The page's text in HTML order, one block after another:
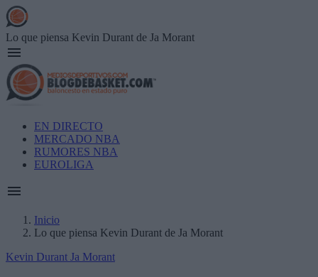
Skip
to
main
content
Lo que piensa Kevin Durant de Ja Morant
Main
navigation
EN DIRECTO
MERCADO NBA
RUMORES NBA
EUROLIGA
Breadcrumb
Inicio
Lo que piensa Kevin Durant de Ja Morant
Kevin Durant Ja Morant